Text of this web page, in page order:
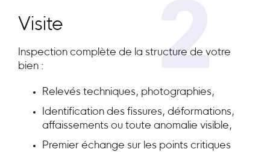
2
Visite
Inspection complète de la structure de votre
bien :
Relevés techniques, photographies,
Identification des fissures, déformations,
affaissements ou toute anomalie visible,
Premier échange sur les points critiques